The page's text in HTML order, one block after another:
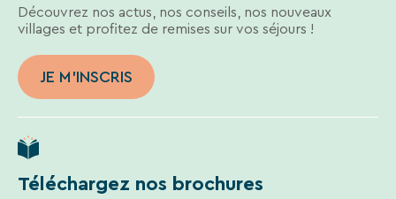
Découvrez nos actus, nos conseils, nos nouveaux
villages et profitez de remises sur vos séjours !
JE M'INSCRIS
d’info
sur
notre
politique
de
confidentialité
sur
mentions
légales
Téléchargez nos brochures